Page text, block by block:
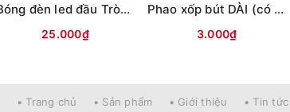
Bóng đèn led đầu Tròn trong CR425 (Vỉ 2 bóng)
25.000₫
Phao xốp bút DÀI (có móc)
3.000₫
• Trang chủ • Sản phẩm • Giới thiệu • Tin tức